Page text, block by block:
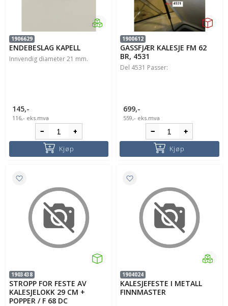
1906629
ENDEBESLAG KAPELL
Innvendig diameter 21 mm.
145,-
116,- eks.mva
Kjøp
1900612
GASSFJÆR KALESJE FM 62
BR, 4531
Del 4531 Passer:
699,-
559,- eks.mva
Kjøp
1903438
STROPP FOR FESTE AV
KALESJELOKK 29 CM +
POPPER / F 68 DC
1904024
KALESJEFESTE I METALL
FINNMASTER